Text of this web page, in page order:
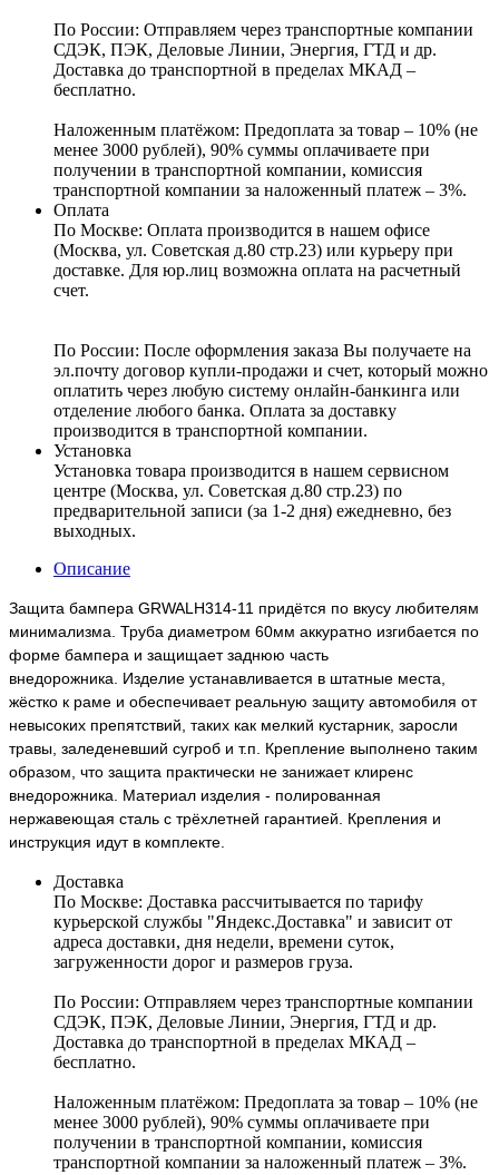
По России: Отправляем через транспортные компании
СДЭК, ПЭК, Деловые Линии, Энергия, ГТД и др.
Доставка до транспортной в пределах МКАД –
бесплатно.
Наложенным платёжом: Предоплата за товар – 10% (не
менее 3000 рублей), 90% суммы оплачиваете при
получении в транспортной компании, комиссия
транспортной компании за наложенный платеж – 3%.
Оплата
По Москве: Оплата производится в нашем офисе
(Москва, ул. Советская д.80 стр.23) или курьеру при
доставке. Для юр.лиц возможна оплата на расчетный
счет.
По России: После оформления заказа Вы получаете на
эл.почту договор купли-продажи и счет, который можно
оплатить через любую систему онлайн-банкинга или
отделение любого банка. Оплата за доставку
производится в транспортной компании.
Установка
Установка товара производится в нашем сервисном
центре (Москва, ул. Советская д.80 стр.23) по
предварительной записи (за 1-2 дня) ежедневно, без
выходных.
Описание
Защита бампера GRWALH314-11 придётся по вкусу любителям
минимализма. Труба диаметром 60мм аккуратно изгибается по
форме бампера и защищает заднюю часть
внедорожника. Изделие устанавливается в штатные места,
жёстко к раме и обеспечивает реальную защиту автомобиля от
невысоких препятствий, таких как мелкий кустарник, заросли
травы, заледеневший сугроб и т.п. Крепление выполнено таким
образом, что защита практически не занижает клиренс
внедорожника. Материал изделия - полированная
нержавеющая сталь с трёхлетней гарантией. Крепления и
инструкция идут в комплекте.
Доставка
По Москве: Доставка рассчитывается по тарифу
курьерской службы "Яндекс.Доставка" и зависит от
адреса доставки, дня недели, времени суток,
загруженности дорог и размеров груза.
По России: Отправляем через транспортные компании
СДЭК, ПЭК, Деловые Линии, Энергия, ГТД и др.
Доставка до транспортной в пределах МКАД –
бесплатно.
Наложенным платёжом: Предоплата за товар – 10% (не
менее 3000 рублей), 90% суммы оплачиваете при
получении в транспортной компании, комиссия
транспортной компании за наложенный платеж – 3%.